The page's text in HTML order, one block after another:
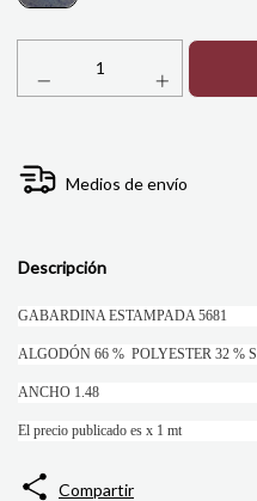
Medios de envío
Descripción
GABARDINA ESTAMPADA 5681
ALGODÓN 66 % POLYESTER 32 %
ANCHO 1.48
El precio publicado es x 1 mt
Compartir